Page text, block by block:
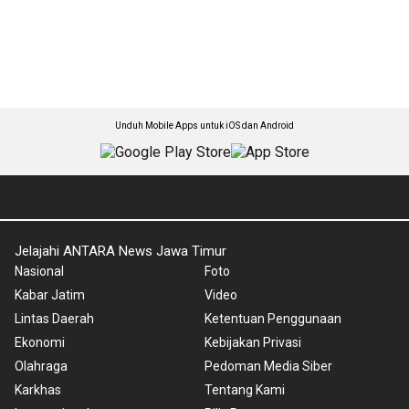
Unduh Mobile Apps untuk iOS dan Android
Jelajahi ANTARA News Jawa Timur
Nasional
Kabar Jatim
Lintas Daerah
Ekonomi
Olahraga
Karkhas
Foto
Video
Ketentuan Penggunaan
Kebijakan Privasi
Pedoman Media Siber
Tentang Kami